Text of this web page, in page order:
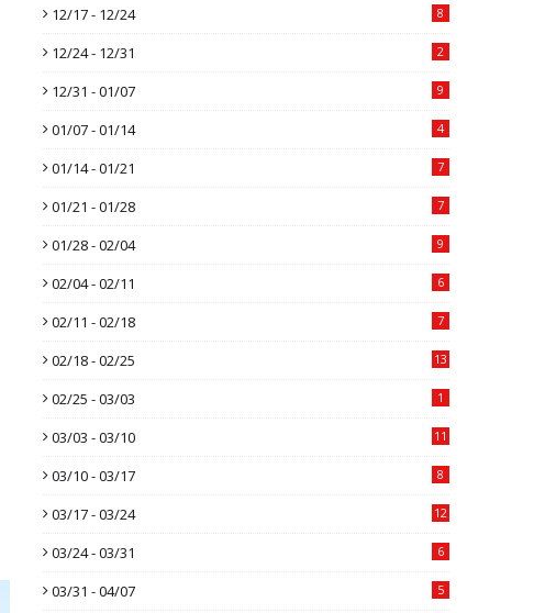
12/17 - 12/24 8
12/24 - 12/31 2
12/31 - 01/07 9
01/07 - 01/14 4
01/14 - 01/21 7
01/21 - 01/28 7
01/28 - 02/04 9
02/04 - 02/11 6
02/11 - 02/18 7
02/18 - 02/25 13
02/25 - 03/03 1
03/03 - 03/10 11
03/10 - 03/17 8
03/17 - 03/24 12
03/24 - 03/31 6
03/31 - 04/07 5